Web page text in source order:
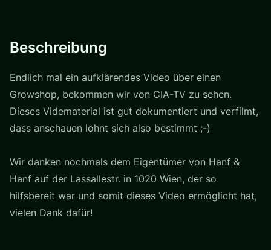
Beschreibung
Endlich mal ein aufklärendes Video über einen
Growshop, bekommen wir von CIA-TV zu sehen.
Dieses Vidematerial ist gut dokumentiert und verfilmt,
dass anschauen lohnt sich also bestimmt ;-)
Wir danken nochmals dem Eigentümer von Hanf &
Hanf auf der Lassallestr. in 1020 Wien, der so
hilfsbereit war und somit dieses Video ermöglicht hat,
vielen Dank dafür!